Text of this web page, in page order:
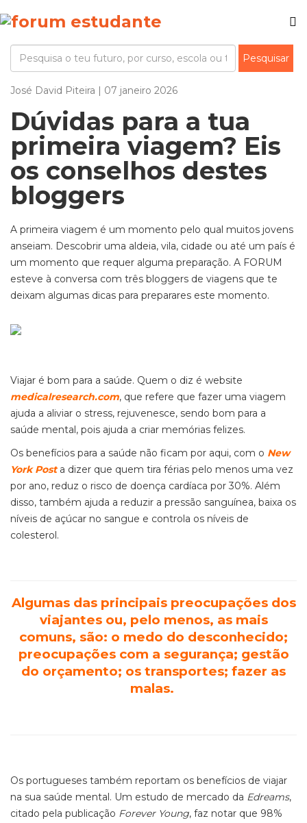
José David Piteira | 07 janeiro 2026
Dúvidas para a tua
primeira viagem? Eis
os conselhos destes
bloggers
A primeira viagem é um momento pelo qual muitos jovens
anseiam. Descobrir uma aldeia, vila, cidade ou até um país é
um momento que requer alguma preparação. A FORUM
esteve à conversa com três bloggers de viagens que te
deixam algumas dicas para preparares este momento.
Viajar é bom para a saúde. Quem o diz é website
medicalresearch.com, que refere que fazer uma viagem
ajuda a aliviar o stress, rejuvenesce, sendo bom para a
saúde mental, pois ajuda a criar memórias felizes.
Os benefícios para a saúde não ficam por aqui, com o New
York Posta dizer que quem tira férias pelo menos uma vez
por ano, reduz o risco de doença cardíaca por 30%. Além
disso, também ajuda a reduzir a pressão sanguínea, baixa os
níveis de açúcar no sangue e controla os níveis de
colesterol.
Algumas das principais preocupações dos
viajantes ou, pelo menos, as mais
comuns, são: o medo do desconhecido;
preocupações com a segurança; gestão
do orçamento; os transportes; fazer as
malas.
Os portugueses também reportam os benefícios de viajar
na sua saúde mental. Um estudo de mercado da Edreams,
citado pela publicação Forever Young, faz notar que 98%